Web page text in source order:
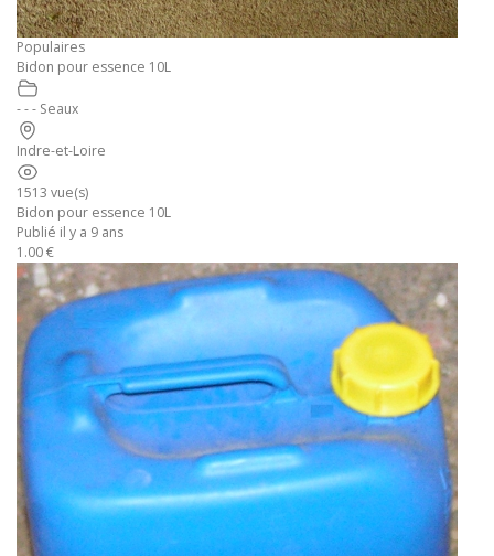
Populaires
Bidon pour essence 10L
- - - Seaux
Indre-et-Loire
1513 vue(s)
Bidon pour essence 10L
Publié il y a 9 ans
1.00 €